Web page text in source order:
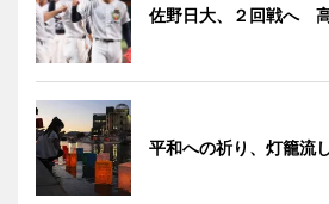
佐野日大、２回戦へ
平和への祈り、灯籠流